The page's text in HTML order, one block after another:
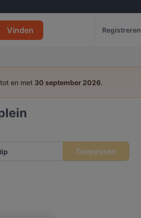
Vinden Registreren
en met 30 september 2026.
Toepassen